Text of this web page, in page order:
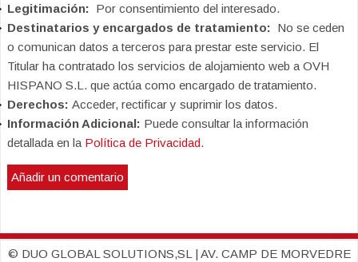
Legitimación: Por consentimiento del interesado.
Destinatarios y encargados de tratamiento: No se ceden
o comunican datos a terceros para prestar este servicio. El
Titular ha contratado los servicios de alojamiento web a OVH
HISPANO S.L. que actúa como encargado de tratamiento.
Derechos: Acceder, rectificar y suprimir los datos.
Información Adicional: Puede consultar la información
detallada en la Política de Privacidad.
© DUO GLOBAL SOLUTIONS,SL | AV. CAMP DE MORVEDRE